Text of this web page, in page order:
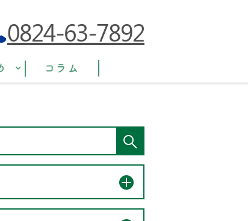
0824-63-7892
コラム